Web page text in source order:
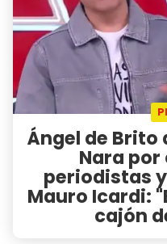
Ángel de Brito
Nara
periodistas
Mauro Icardi:
cajón